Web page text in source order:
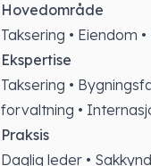
Hovedområde
Taksering • Eiendom
Ekspertise
Taksering •
forvaltning •
Praksis
Daglig leder •